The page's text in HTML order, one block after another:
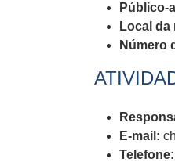
Público-
Local da
Número
E-mail:
Telefone: